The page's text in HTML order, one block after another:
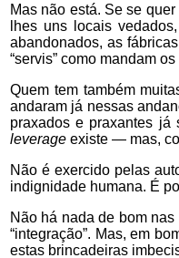
Mas não está. Se se
lhes uns locais
abandonados, as
“servis” como mandam
Quem tem também
andaram já nessas
praxados e praxantes já
leverage existe — mas,
Não é exercido pelas
indignidade humana. É
Não há nada de bom
“integração”. Mas, em
estas brincadeiras